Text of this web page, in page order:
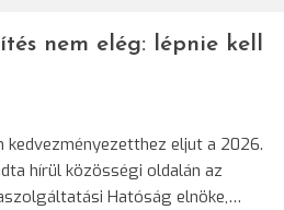
nem elég: lépnie kell
eljut a 2026.
hírül közösségi oldalán az
Hatóság elnöke,…